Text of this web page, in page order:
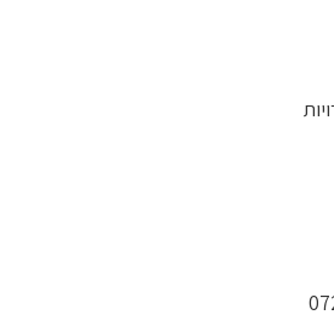
לכם מה אפשר לעשות. 072-